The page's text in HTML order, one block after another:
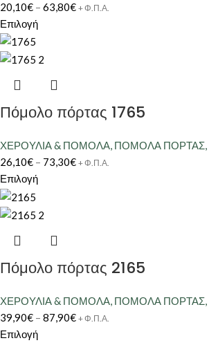
20,10€ – 63,80€ + Φ.Π.Α.
Επιλογή
Πόμολο πόρτας 1765
ΧΕΡΟΥΛΙΑ & ΠΟΜΟΛΑ, ΠΟΜΟΛΑ ΠΟΡΤΑΣ,
26,10€ – 73,30€ + Φ.Π.Α.
Επιλογή
Πόμολο πόρτας 2165
ΧΕΡΟΥΛΙΑ & ΠΟΜΟΛΑ, ΠΟΜΟΛΑ ΠΟΡΤΑΣ,
39,90€ – 87,90€ + Φ.Π.Α.
Επιλογή